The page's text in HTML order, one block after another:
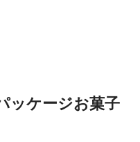
ッケージお菓子